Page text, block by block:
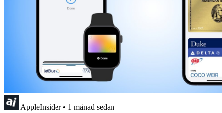
AppleInsider • 1 månad sedan